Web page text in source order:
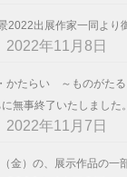
2022出展作家一同より
2022年11月8日
たらい ～ものがたる
に無事終了いたしました。
2022年11月7日
金）の、展示作品の一